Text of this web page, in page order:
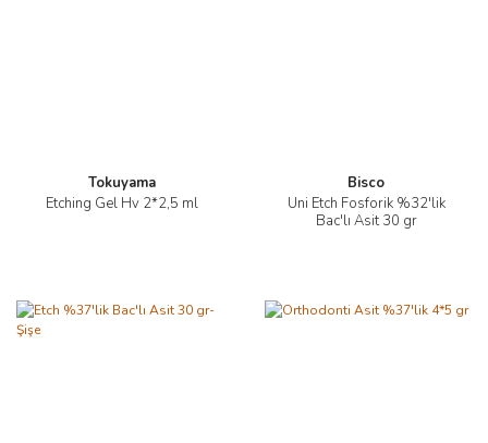
Tokuyama
Etching Gel Hv 2*2,5 ml
Bisco
Üni Etch Fosforik %32'lik
Bac'lı Asit 30 gr